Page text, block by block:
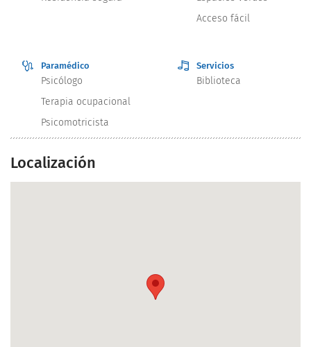
Acceso fácil
Paramédico
Psicólogo
Terapia ocupacional
Psicomotricista
Servicios
Biblioteca
Localización